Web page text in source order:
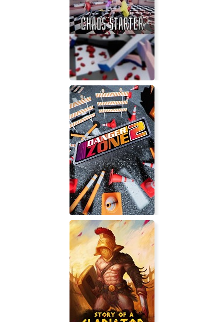
Jessika’s Curse
Chaos Starter
Danger Zone 2